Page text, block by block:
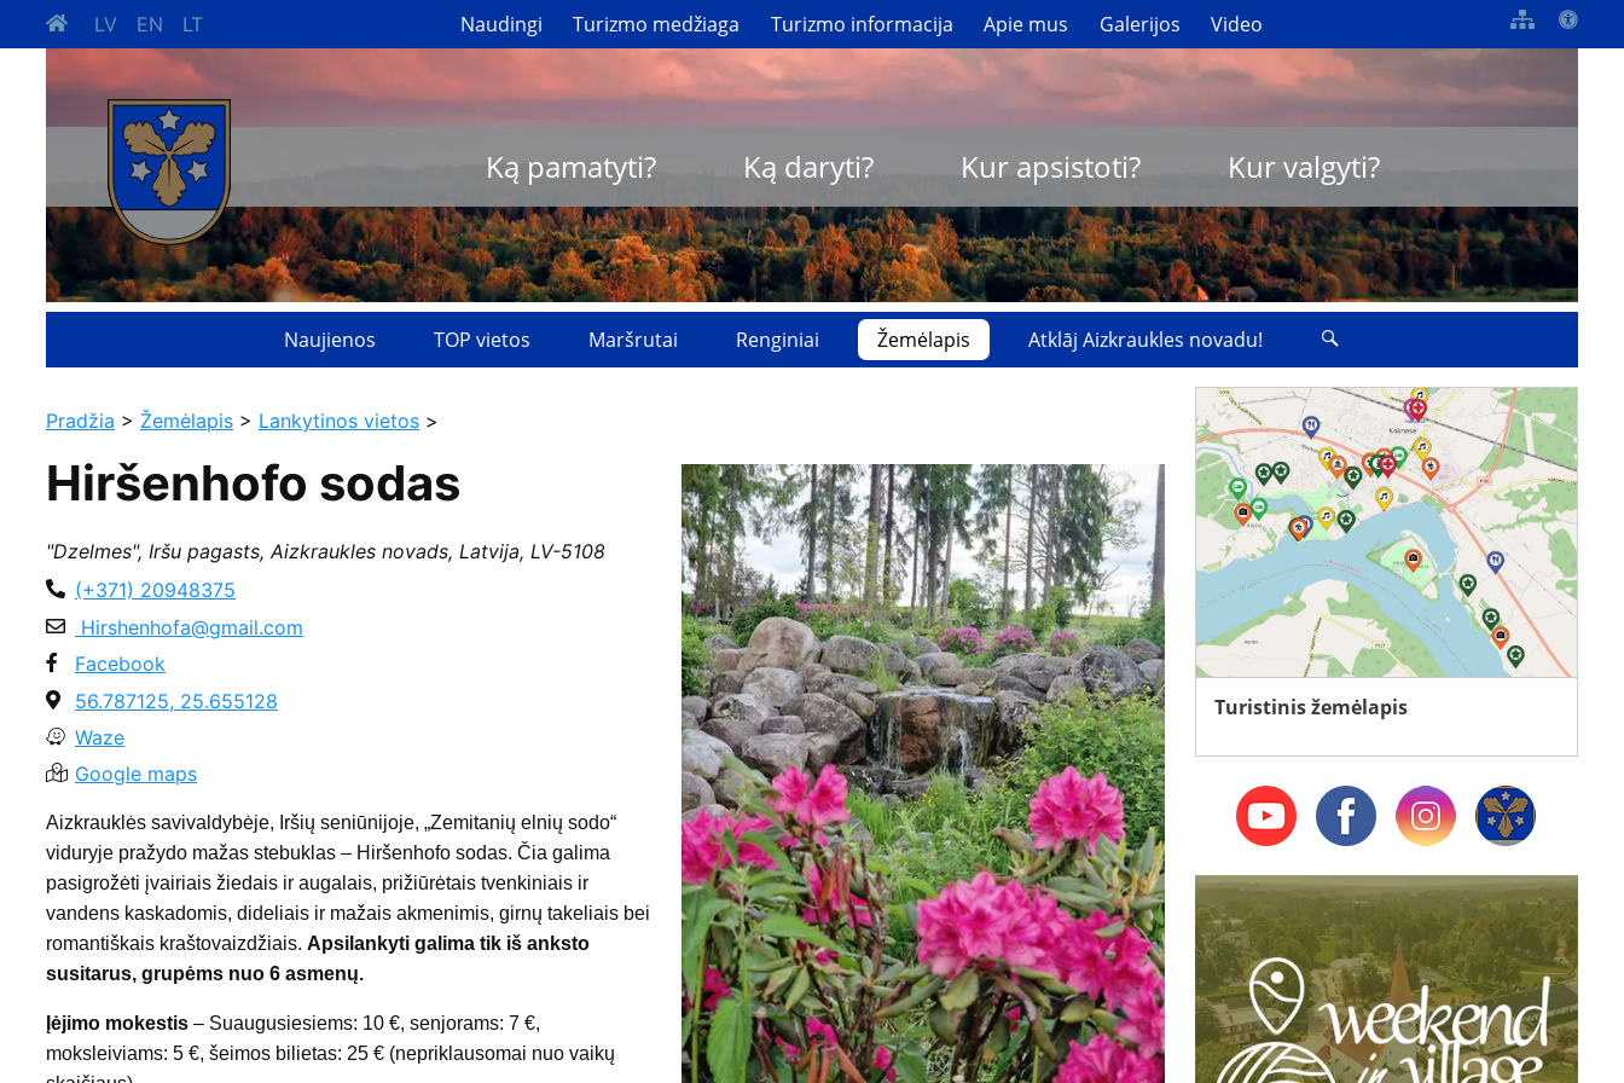
LV EN LT Naudingi Turizmo medžiaga Turizmo informacija Apie mus Galerijos Video
Ką pamatyti? Ką daryti? Kur apsistoti? Kur valgyti?
Naujienos TOP vietos Maršrutai Renginiai Žemėlapis Atklāj Aizkraukles novadu!
Pradžia > Žemėlapis > Lankytinos vietos >
Hiršenhofo sodas
"Dzelmes", Iršu pagasts, Aizkraukles novads, Latvija, LV-5108
(+371) 20948375
Hirshenhofa@gmail.com
Facebook
56.787125, 25.655128
Waze
Google maps
Aizkrauklės savivaldybėje, Iršių seniūnijoje, „Zemitanių elnių sodo“
viduryje pražydo mažas stebuklas – Hiršenhofo sodas. Čia galima
pasigrožėti įvairiais žiedais ir augalais, prižiūrėtais tvenkiniais ir
vandens kaskadomis, dideliais ir mažais akmenimis, girnų takeliais bei
romantiškais kraštovaizdžiais. Apsilankyti galima tik iš anksto
susitarus, grupėms nuo 6 asmenų.
Įėjimo mokestis – Suaugusiesiems: 10 €, senjorams: 7 €,
moksleiviams: 5 €, šeimos bilietas: 25 € (nepriklausomai nuo vaikų
Turistinis žemėlapis